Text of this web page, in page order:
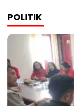
POLITIK